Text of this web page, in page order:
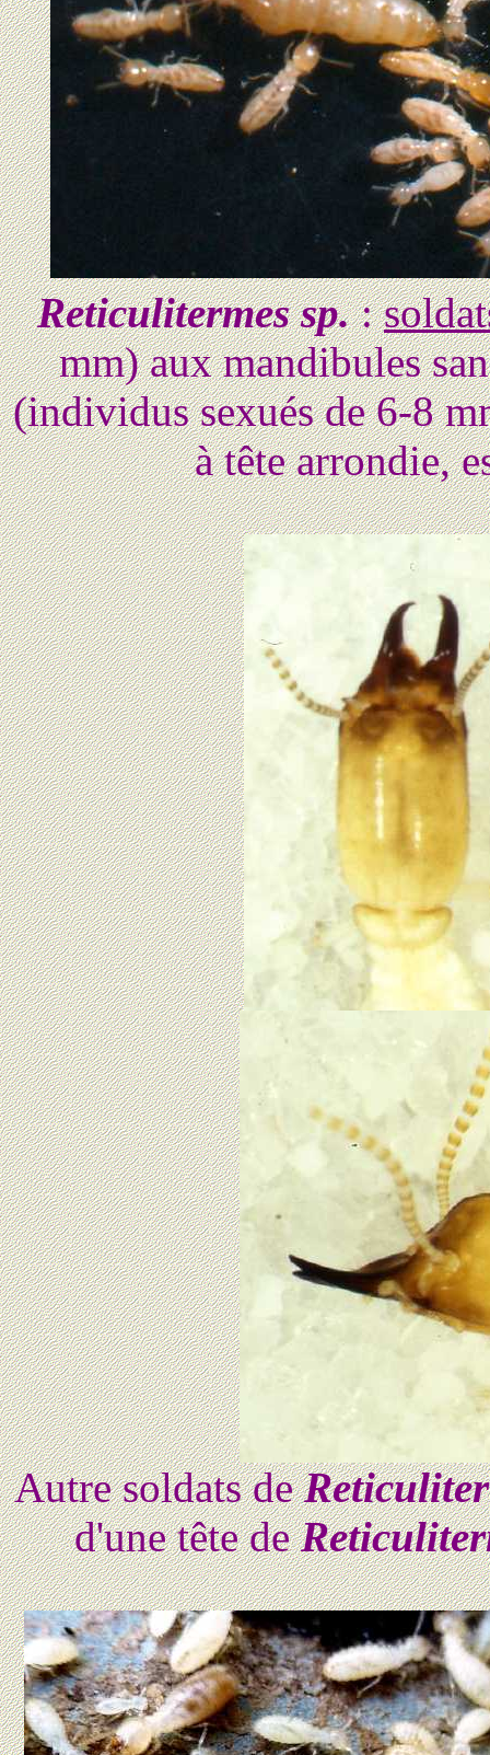
Reticulitermes sp.:
mm) aux mandibules
(individus sexués de 6-8
à tête arrondie,
Autre soldats de
d'une tête de